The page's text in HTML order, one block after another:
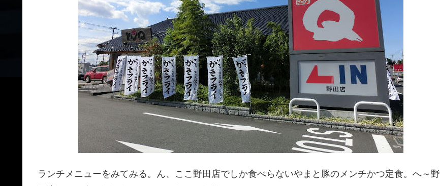
ランチメニューをみてみる。ん、ここ野田店でしか食べらないやまと豚のメンチかつ定食。へ～野